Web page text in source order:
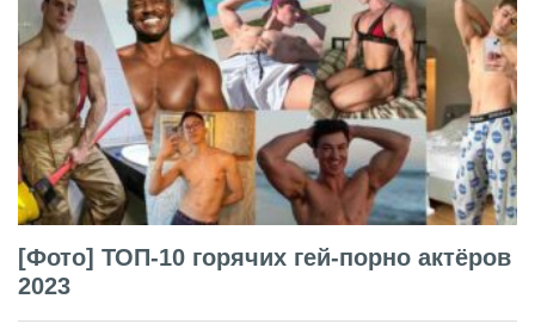
[Фото] ТОП-10 горячих гей-порно актёров
2023